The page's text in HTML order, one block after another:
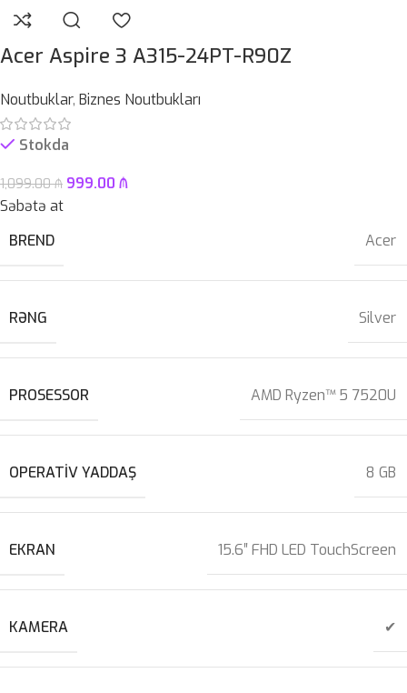
Acer Aspire 3 A315-24PT-R90Z
Noutbuklar, Biznes Noutbukları
Stokda
1,099.00₼ 999.00 ₼
Səbətə at
BREND
Acer
RƏNG Silver
PROSESSOR AMD Ryzen™ 5 7520U
OPERATIV YADDAŞ 8 GB
EKRAN 15.6″ FHD LED TouchScreen
KAMERA ✔